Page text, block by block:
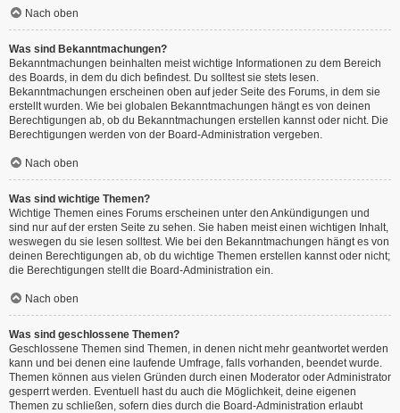
Nach oben
Was sind Bekanntmachungen?
Bekanntmachungen beinhalten meist wichtige Informationen zu dem Bereich
des Boards, in dem du dich befindest. Du solltest sie stets lesen.
Bekanntmachungen erscheinen oben auf jeder Seite des Forums, in dem sie
erstellt wurden. Wie bei globalen Bekanntmachungen hängt es von deinen
Berechtigungen ab, ob du Bekanntmachungen erstellen kannst oder nicht. Die
Berechtigungen werden von der Board-Administration vergeben.
Nach oben
Was sind wichtige Themen?
Wichtige Themen eines Forums erscheinen unter den Ankündigungen und
sind nur auf der ersten Seite zu sehen. Sie haben meist einen wichtigen Inhalt,
weswegen du sie lesen solltest. Wie bei den Bekanntmachungen hängt es von
deinen Berechtigungen ab, ob du wichtige Themen erstellen kannst oder nicht;
die Berechtigungen stellt die Board-Administration ein.
Nach oben
Was sind geschlossene Themen?
Geschlossene Themen sind Themen, in denen nicht mehr geantwortet werden
kann und bei denen eine laufende Umfrage, falls vorhanden, beendet wurde.
Themen können aus vielen Gründen durch einen Moderator oder Administrator
gesperrt werden. Eventuell hast du auch die Möglichkeit, deine eigenen
Themen zu schließen, sofern dies durch die Board-Administration erlaubt